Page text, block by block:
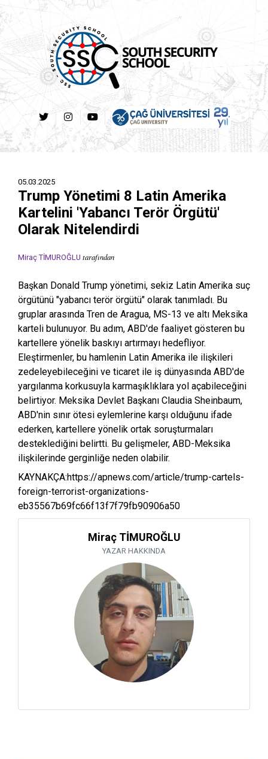
05.03.2025
Trump Yönetimi 8 Latin Amerika
Kartelini 'Yabancı Terör Örgütü'
Olarak Nitelendirdi
Miraç TİMUROĞLU tarafından
Başkan Donald Trump yönetimi, sekiz Latin Amerika suç
örgütünü "yabancı terör örgütü" olarak tanımladı. Bu
gruplar arasında Tren de Aragua, MS-13 ve altı Meksika
karteli bulunuyor. Bu adım, ABD'de faaliyet gösteren bu
kartellere yönelik baskıyı artırmayı hedefliyor.
Eleştirmenler, bu hamlenin Latin Amerika ile ilişkileri
zedeleyebileceğini ve ticaret ile iş dünyasında ABD'de
yargılanma korkusuyla karmaşıklıklara yol açabileceğini
belirtiyor. Meksika Devlet Başkanı Claudia Sheinbaum,
ABD'nin sınır ötesi eylemlerine karşı olduğunu ifade
ederken, kartellere yönelik ortak soruşturmaları
desteklediğini belirtti. Bu gelişmeler, ABD-Meksika
ilişkilerinde gerginliğe neden olabilir.
KAYNAKÇA:https://apnews.com/article/trump-cartels-
foreign-terrorist-organizations-
eb35567b69fc66f13f7f79fb90906a50
Miraç TİMUROĞLU
YAZAR HAKKINDA